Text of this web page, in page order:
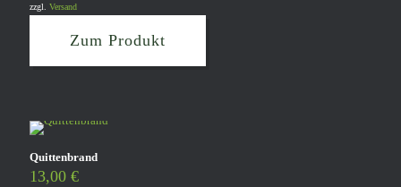
zzgl. Versand
Zum Produkt
Quittenbrand
13,00 €